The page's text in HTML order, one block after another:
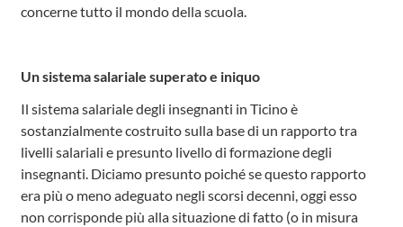
concerne tutto il mondo della scuola.
Un sistema salariale superato e iniquo
Il sistema salariale degli insegnanti in Ticino è
sostanzialmente costruito sulla base di un rapporto tra
livelli salariali e presunto livello di formazione degli
insegnanti. Diciamo presunto poiché se questo rapporto
era più o meno adeguato negli scorsi decenni, oggi esso
non corrisponde più alla situazione di fatto (o in misura